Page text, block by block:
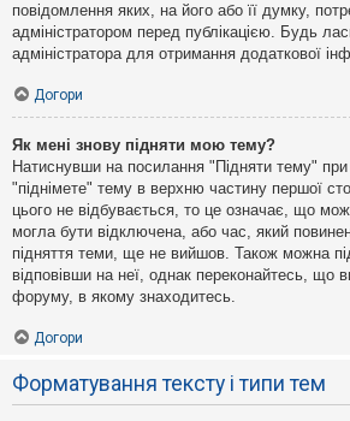
повідомлення яких, на його або її думку,
адміністратором перед публікацією. Будь
адміністратора для отримання додаткової
Догори
Як мені знову підняти мою тему?
Натиснувши на посилання "Підняти тему" при
"піднімете" тему в верхню частину першої
цього не відбувається, то це означає, що
могла бути відключена, або час, який
підняття теми, ще не вийшов. Також можна
відповівши на неї, однак переконайтесь, що
форуму, в якому знаходитесь.
Догори
Форматування тексту і типи тем